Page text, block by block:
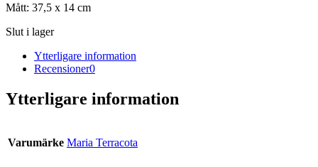
Mått: 37,5 x 14 cm
Slut i lager
Ytterligare information
Recensioner0
Ytterligare information
Varumärke Maria Terracota